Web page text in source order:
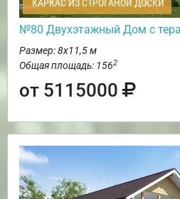
КАРКАС ИЗ СТРОГАНОЙ ДОСКИ
№80 Двухэтажный Дом с
Размер: 8х11,5 м
Общая площадь: 1562
от 5115000